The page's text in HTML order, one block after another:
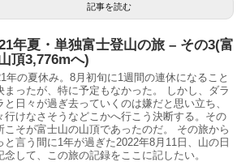
記事を読む
年夏・単独富士登山の旅 – その3(富
頂3,776mへ)
年の夏休み。8月初旬に1週間の連休になること
まったが、特に予定もなかった。 しかし、ダラ
と日々が過ぎ去っていくのは嫌だと思い立ち、
行けなさそうなどこかへ行こう決断する。その
こそが富士山の山頂であったのだ。 その旅から
と言う間に1年が過ぎた2022年8月11日、山の日
念して、この旅の記録をここに記したい。